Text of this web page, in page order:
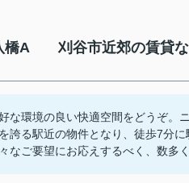
橋A 刈谷市近郊の賃貸な
な環境の良い快適空間をどうぞ
誇る駅近の物件となり、徒歩7分
なご要望にお応えするべく、数多